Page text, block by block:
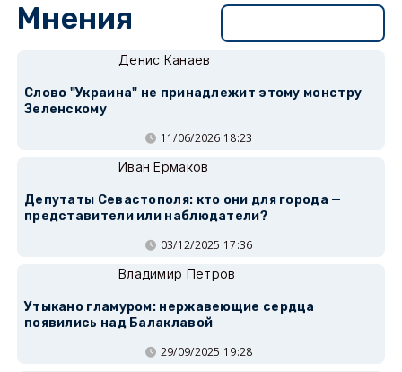
Мнения
Денис Канаев
Слово "Украина" не принадлежит этому монстру
Зеленскому
11/06/2026 18:23
Иван Ермаков
Депутаты Севастополя: кто они для города —
представители или наблюдатели?
03/12/2025 17:36
Владимир Петров
Утыкано гламуром: нержавеющие сердца
появились над Балаклавой
29/09/2025 19:28